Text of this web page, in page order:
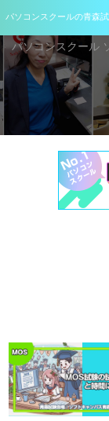
パソコンスクールの青森
パソコンスクール